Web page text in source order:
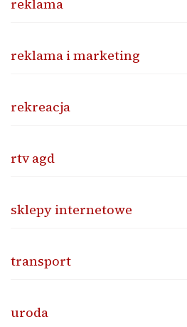
reklama
reklama i marketing
rekreacja
rtv agd
sklepy internetowe
transport
uroda